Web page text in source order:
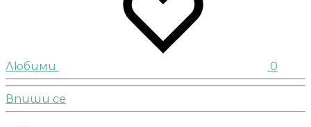
Любими 0
Впиши се